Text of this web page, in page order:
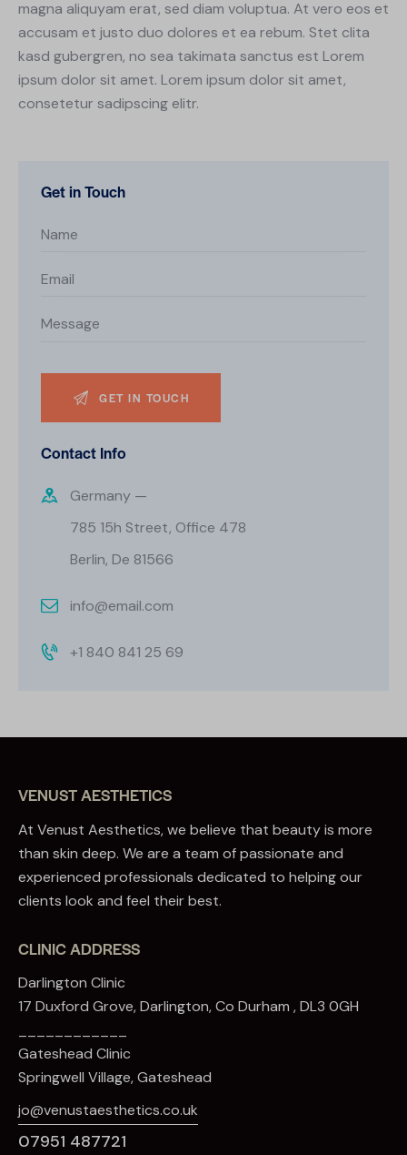
magna aliquyam erat, sed diam voluptua. At vero eos et
accusam et justo duo dolores et ea rebum. Stet clita
kasd gubergren, no sea takimata sanctus est Lorem
ipsum dolor sit amet. Lorem ipsum dolor sit amet,
consetetur sadipscing elitr.
Get in Touch
Contact Info
Germany —
785 15h Street, Office 478
Berlin, De 81566
info@email.com
+1 840 841 25 69
VENUST AESTHETICS
At Venust Aesthetics, we believe that beauty is more
than skin deep. We are a team of passionate and
experienced professionals dedicated to helping our
clients look and feel their best.
CLINIC ADDRESS
Darlington Clinic
17 Duxford Grove, Darlington, Co Durham , DL3 0GH
Gateshead Clinic
Springwell Village, Gateshead
jo@venustaesthetics.co.uk
07951 487721